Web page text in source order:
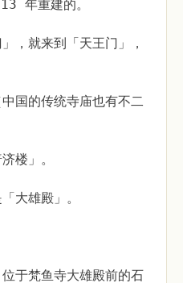
年重建的。
，就来到「天王门」，
国的传统寺庙也有不二
楼」。
大雄殿」。
于梵鱼寺大雄殿前的石